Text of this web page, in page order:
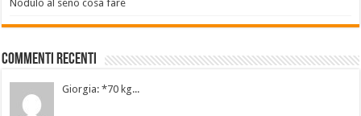
Nodulo al seno cosa fare
Commenti Recenti
Giorgia: *70 kg...